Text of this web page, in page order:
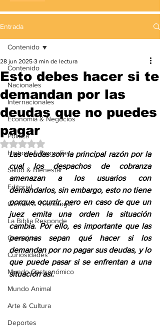
Entrada
Contenido
Nacionales
Internacionales
Economía & Negocios
Política
Historia & Biografías
Salud & Bienestar
Editorial
Ciencia & Tecnología
La Biblia Responde
Consejos
Curiosidades
Mundo Gastronómico
Mundo Animal
Arte & Cultura
Deportes
Contenido
Esto debes hacer si te
demandan por las
deudas que no puedes
pagar
28 jun 2025 3 min de lectura
Obtuvo NaN de 5 estrellas.
Las deudas son la principal razón por la
cual los despachos de cobranza
amenazan a los usuarios con
demandarlos, sin embargo, esto no tiene
porque ocurrir, pero en caso de que un
juez emita una orden la situación
cambia. Por ello, es importante que las
personas sepan qué hacer si los
demandan por no pagar sus deudas, y lo
que puede pasar si se enfrentan a una
situación así.